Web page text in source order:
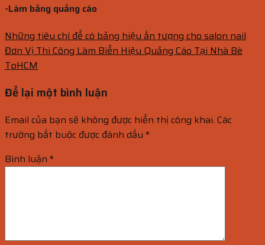
-Làm bảng quảng cáo
Những tiêu chí để có bảng hiệu ấn tượng cho salon nail
Đơn Vị Thi Công Làm Biển Hiệu Quảng Cáo Tại Nhà Bè
TpHCM
Để lại một bình luận
Email của bạn sẽ không được hiển thị công khai. Các
trường bắt buộc được đánh dấu *
Bình luận *